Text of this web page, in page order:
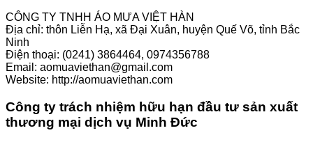
CÔNG TY TNHH ÁO MƯA VIỆT HÀN
Địa chỉ: thôn Liễn Hạ, xã Đại Xuân, huyện Quế Võ, tỉnh Bắc
Ninh
Điện thoại: (0241) 3864464, 0974356788
Email: aomuaviethan@gmail.com
Website: http://aomuaviethan.com
Công ty trách nhiệm hữu hạn đầu tư sản xuất
thương mại dịch vụ Minh Đức